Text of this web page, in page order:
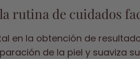
rutina de cuidados
en la obtención de
de la piel y suaviza